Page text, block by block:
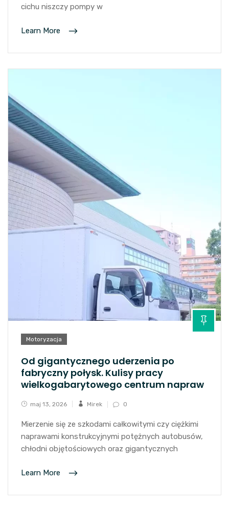
cichu niszczy pompy w
Learn More
Motoryzacja
Od gigantycznego uderzenia po
fabryczny połysk. Kulisy pracy
wielkogabarytowego centrum napraw
maj 13, 2026 Mirek 0
Mierzenie się ze szkodami całkowitymi czy ciężkimi
naprawami konstrukcyjnymi potężnych autobusów,
chłodni objętościowych oraz gigantycznych
Learn More